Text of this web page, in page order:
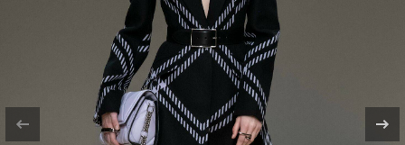
зима 2020–2021: в ней все цвета, принты
и силуэты наделены особым смыслом.
Первым, что бросилось в глаза Саре
Бертон в Национальном музее города
Кардифф, стало стеганое одеяло, которое
портной шил по ночам в течение десяти